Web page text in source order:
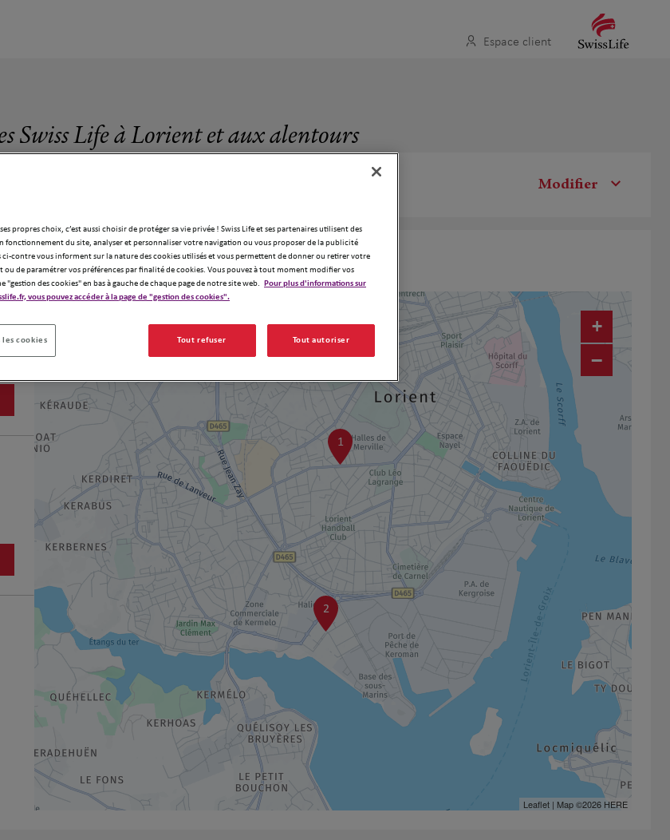
Espace client
Swiss Life à Lorient et aux alentours
Modifier
2 agences Swiss Life à Lorient
2
1
+
−
Leaflet| Map ©2026 HERE
propres choix, c’est aussi choisir de protéger sa vie privée ! Swiss Life et ses partenaires utilisent des
fonctionnement du site, analyser et personnaliser votre navigation ou vous proposer de la publicité
ci-contre vous informent sur la nature des cookies utilisés et vous permettent de donner ou retirer votre
de paramétrer vos préférences par finalité de cookies. Vous pouvez à tout moment modifier vos
"gestion des cookies" en bas à gauche de chaque page de notre site web.
Pour plus d'informations sur
vous pouvez accéder à la page de "gestion des cookies".
cookies Tout refuser Tout autoriser